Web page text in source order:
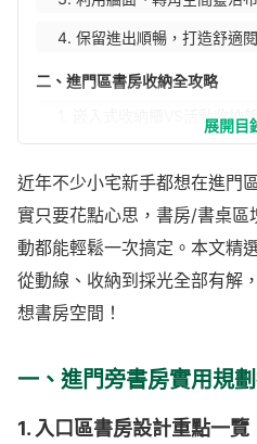
4. 保留進出順暢，打造舒適
二、進門區書房收納全攻略
1. 嵌入式收納櫃VS活動收納架
3. 隱藏式收納：抽屜、掀蓋
三、實用功能整合規劃
1. 書房結合玄關功能（如鞋櫃
3. 小坪數多用：書房兼客房、
四、書房採光與通風改善方案
展開目
近年不少小宅新手都想在進門
實只要花點心思，書房/書桌區
動都能輕鬆一次搞定。本文精
從動線、收納到採光全部有解
想書房空間！
一、進門旁書房實用規
1. 入口區書房設計重點一覽